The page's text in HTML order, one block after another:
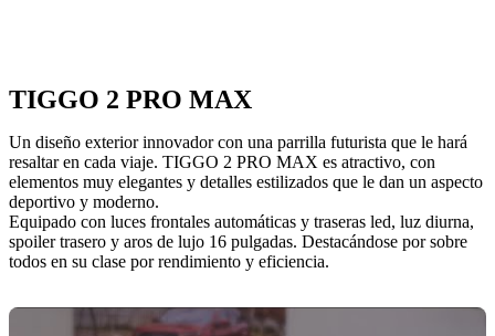
TIGGO 2 PRO MAX
Un diseño exterior innovador con una parrilla futurista que le hará
resaltar en cada viaje. TIGGO 2 PRO MAX es atractivo, con
elementos muy elegantes y detalles estilizados que le dan un aspecto
deportivo y moderno.
Equipado con luces frontales automáticas y traseras led, luz diurna,
spoiler trasero y aros de lujo 16 pulgadas. Destacándose por sobre
todos en su clase por rendimiento y eficiencia.